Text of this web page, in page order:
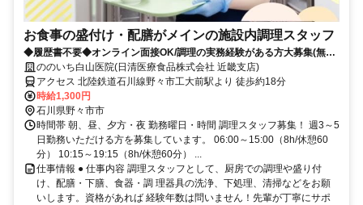
お食事の盛付け・配膳がメインの施設内調理スタッフ
◆履歴書不要◆オンライン面接OK/調理の実務経験がある方大募集(無資
格OK)！
ののいち白山医院(日清医療食品株式会社 近畿支店)
アクセス 北陸鉄道石川線野々市工大前駅より 徒歩約18分
時給1,300円
石川県野々市市
時間帯 朝、昼、夕方・夜 勤務曜日・時間 調理スタッフ募集！ 週3～5
日勤務いただける方を募集しています。 06:00～15:00（8h/休憩60
分） 10:15～19:15（8h/休憩60分） ...
仕事情報 ● 仕事内容 調理スタッフとして、厨房での調理や盛り付
け、配膳・下膳、食器・調 理器具の洗浄、下処理、清掃などをお願
いします。資格があれば 経験年数は問いません！先輩が丁寧にサポ